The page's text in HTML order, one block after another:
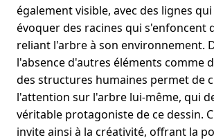
également visible, avec des lignes
évoquer des racines qui s'enfoncent
reliant l'arbre à son environnement.
l'absence d'autres éléments comme
des structures humaines permet de
l'attention sur l'arbre lui-même, qui
véritable protagoniste de ce dessin.
invite ainsi à la créativité, offrant la